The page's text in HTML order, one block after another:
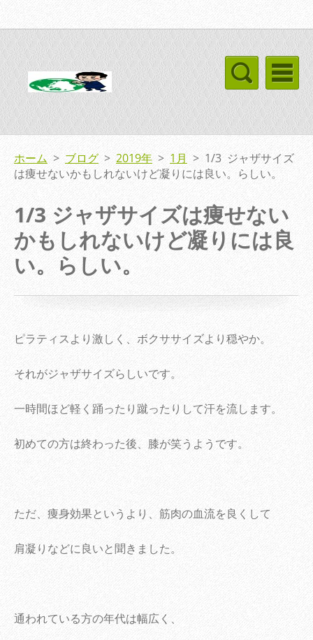
ホーム > ブログ > 2019年 > 1月 > 1/3 ジャザサイズ
は痩せないかもしれないけど凝りには良い。らしい。
1/3 ジャザサイズは痩せない
かもしれないけど凝りには良
い。らしい。
ピラティスより激しく、ボクササイズより穏やか。
それがジャザサイズらしいです。
一時間ほど軽く踊ったり蹴ったりして汗を流します。
初めての方は終わった後、膝が笑うようです。
ただ、痩身効果というより、筋肉の血流を良くして
肩凝りなどに良いと聞きました。
通われている方の年代は幅広く、